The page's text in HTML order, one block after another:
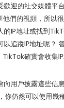
歡迎的社交媒體平
他們的視頻，所以
的IP地址或找到
追蹤IP地址呢？
確實會收集IP
向用戶披露這些信
你仍然可以使用幾